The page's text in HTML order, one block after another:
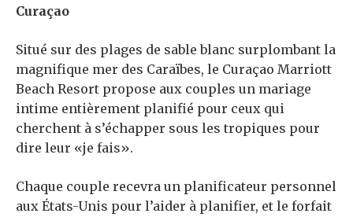
Curaçao
Situé sur des plages de sable blanc surplombant la
magnifique mer des Caraïbes, le Curaçao Marriott
Beach Resort propose aux couples un mariage
intime entièrement planifié pour ceux qui
cherchent à s’échapper sous les tropiques pour
dire leur «je fais».
Chaque couple recevra un planificateur personnel
aux États-Unis pour l’aider à planifier, et le forfait